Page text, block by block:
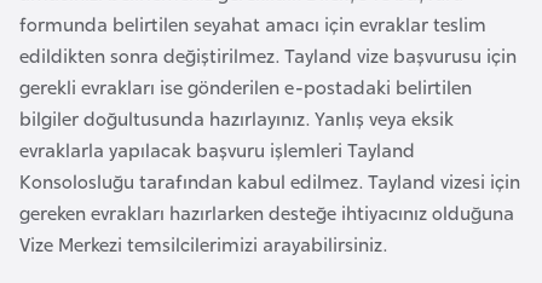
formunda belirtilen seyahat amacı için evraklar teslim
edildikten sonra değiştirilmez. Tayland vize başvurusu için
gerekli evrakları ise gönderilen e-postadaki belirtilen
bilgiler doğultusunda hazırlayınız. Yanlış veya eksik
evraklarla yapılacak başvuru işlemleri Tayland
Konsolosluğu tarafından kabul edilmez. Tayland vizesi için
gereken evrakları hazırlarken desteğe ihtiyacınız olduğuna
Vize Merkezi temsilcilerimizi arayabilirsiniz.
i
y
e
t
i
C
e